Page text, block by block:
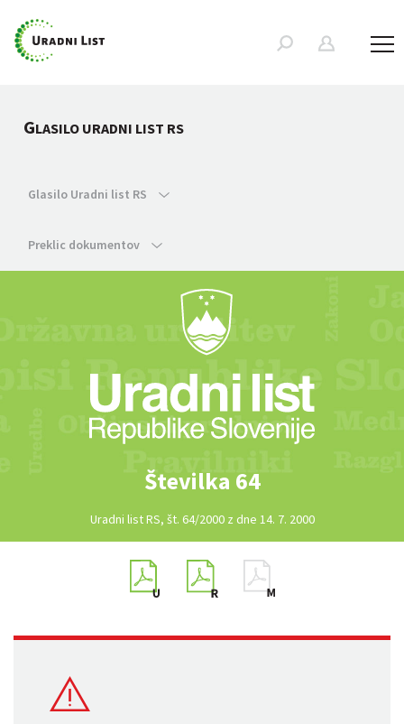
GLASILO URADNI LIST RS
Glasilo Uradni list RS
Preklic dokumentov
Številka 64
Uradni list RS, št. 64/2000 z dne 14. 7. 2000